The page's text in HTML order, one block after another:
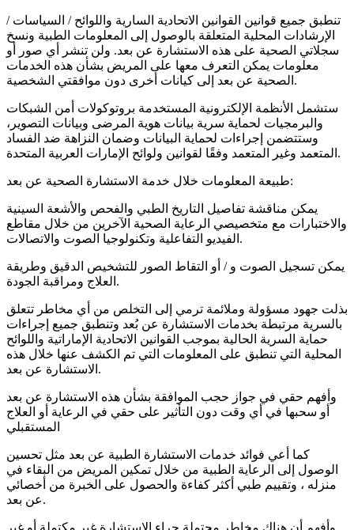
تنطبق جميع قوانين القوانين الاتحادية السارية واللوائح / السياسات /
الإرشادات المحلية المتعلقة بالوصول إلى المعلومات الطبية ونسخ
سجلاتي الصحية على هذه الاستشارة عن بعد. ولن تنشر أي صور أو
معلومات يمكن التعرف معها على المريض بشأن هذه الخدمات
الصحية عن بعد إلى كيانات أخرى دون موافقتي الشخصية.
ستشمل الأنظمة الإلكترونية المستخدمة بروتوكولات أمن الشبكات
والبرمجيات لحماية سرية بيانات هوية المرضى وبيانات التصوير،
وستتضمن إجراءات لحماية البيانات وضمان النزاهة ضد الفساد
المتعمد وغير المتعمد وفقًا لقوانين ولوائح الإمارات العربية المتحدة.
طبيعة المعلومات خلال خدمة الاستشارة الصحية عن بعد:
يمكن مناقشة تفاصيل التاريخ الطبي والفحص والأشعة السينية
والاختبارات مع متخصيصي الرعاية الصحية الآخرين من خلال مقاطع
الفيديو التفاعلية وتكنولوجيا الصوت والاتصالات.
يمكن تسجيل الصوت و / أو التقاط الصور للتشخيص الدقيق وطريقة
العلاج ومراقبة الجودة.
بذلت جهود مسؤولة وملائمة ترمي إلى التخلص من أي مخاطر تتعلق
بالسرية مرتبطة بخدمات الاستشارة عن بُعد وتنطبق جميع إجراءات
حماية السرية الحالية بموجب القوانين الاتحادية الإماراتية واللوائح
المحلية التي تنطبق على المعلومات التي تم الكشف عنها خلال هذه
الاستشارة عن بعد.
وأفهم حقي في جواز حجب الموافقة بشأن هذه الاستشارة عن بعد
أو سحبها في أي وقت دون التأثير على حقي في الرعاية أو العلاج
المستقبلي
كما أعي فوائد خدمات الاستشارة الطبية عن بعد مثل تحسين
الوصول إلى الرعاية الطبية من خلال تمكين المريض من البقاء في
منزله ، وتقييم طبي أكثر كفاءة والحصول على الخبرة من أخصائي
عن بعد.
وأفهم أن هناك مخاطر محتملة جراء الاستشارة غير مكتملة أو غير